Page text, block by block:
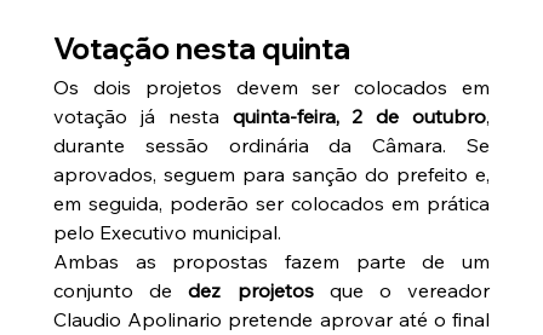
Votação nesta quinta
Os dois projetos devem ser colocados em
votação já nesta quinta-feira, 2 de outubro,
durante sessão ordinária da Câmara. Se
aprovados, seguem para sanção do prefeito e,
em seguida, poderão ser colocados em prática
pelo Executivo municipal.
Ambas as propostas fazem parte de um
conjunto de dez projetos que o vereador
Claudio Apolinario pretende aprovar até o final